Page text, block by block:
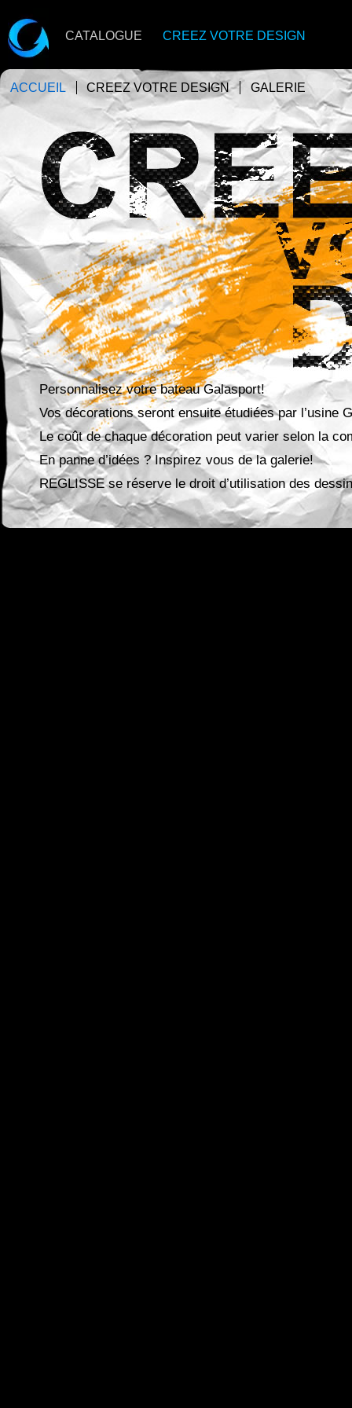
CATALOGUE CREEZ VOTRE DESIGN
ACCUEIL CREEZ VOTRE DESIGN GALERIE
Personnalisez votre bateau Galasport!
Vos décorations seront ensuite étudiées par l’usine
Le coût de chaque décoration peut varier selon la
En panne d’idées ? Inspirez vous de la galerie!
REGLISSE se réserve le droit d’utilisation des